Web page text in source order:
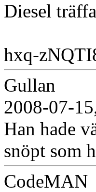
Diesel
hxq-
Gullan
2008-07-
Han hade
snöpt som
CodeMAN